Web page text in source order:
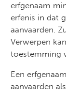
erfgenaam
erfenis in dat
aanvaarden.
Verwerpen
toestemming
Een
aanvaarden